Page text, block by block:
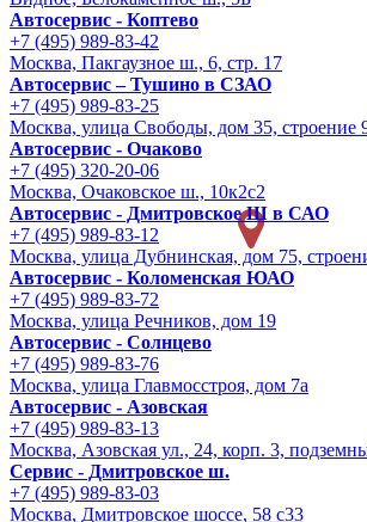
Автосервис - Коптево
+7 (495) 989-83-42
Москва, Пакгаузное ш., 6, стр. 17
Автосервис – Тушино в СЗАО
+7 (495) 989-83-25
Москва, улица Свободы, дом 35, строение
Автосервис - Очаково
+7 (495) 320-20-06
Москва, Очаковское ш., 10к2с2
Автосервис - Дмитровское Ш в САО
+7 (495) 989-83-12
Москва, улица Дубнинская, дом 75,
Автосервис - Коломенская ЮАО
+7 (495) 989-83-72
Москва, улица Речников, дом 19
Автосервис - Солнцево
+7 (495) 989-83-76
Москва, улица Главмосстроя, дом 7а
Автосервис - Азовская
+7 (495) 989-83-13
Москва, Азовская ул., 24, корп. 3,
Сервис - Дмитровское ш.
+7 (495) 989-83-03
Москва, Дмитровское шоссе, 58 с33